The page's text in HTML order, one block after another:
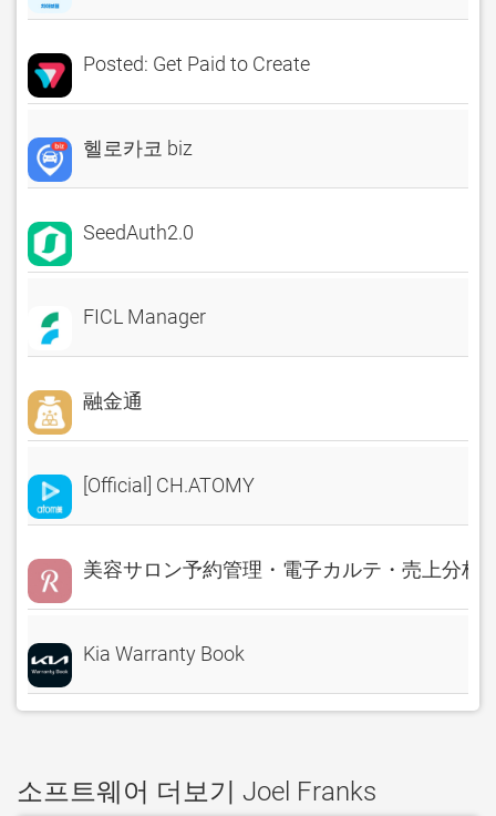
Posted: Get Paid to Create
헬로카코 biz
SeedAuth2.0
FICL Manager
融金通
[Official] CH.ATOMY
美容サロン予約管理・電子カルテ・売上分析
Kia Warranty Book
소프트웨어 더보기 Joel Franks